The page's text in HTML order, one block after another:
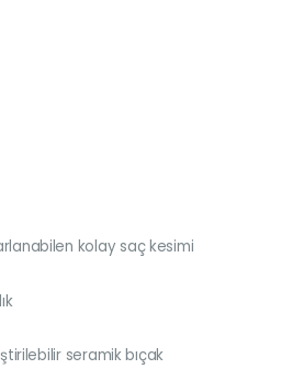
kolay saç kesimi
seramik bıçak